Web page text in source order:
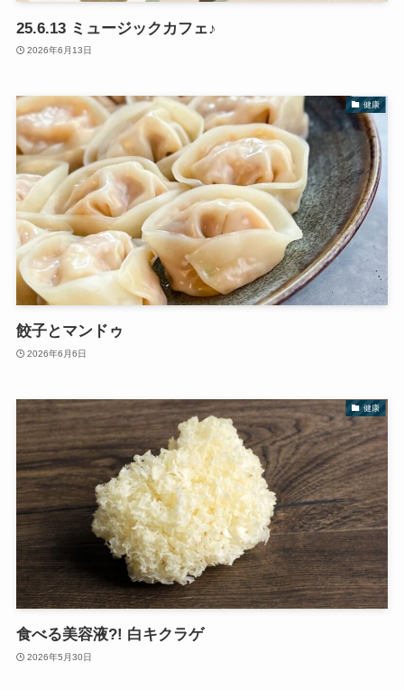
25.6.13 ミュージックカフェ♪
2026年6月13日
健康
餃子とマンドゥ
2026年6月6日
健康
食べる美容液?! 白キクラゲ
2026年5月30日